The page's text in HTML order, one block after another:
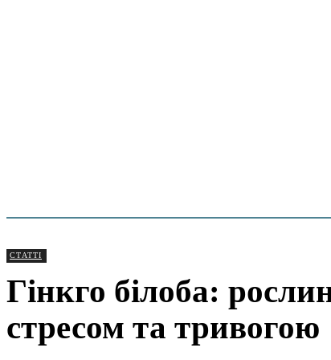
СТАТТІ
Гінкго білоба:
стресом та тривогою